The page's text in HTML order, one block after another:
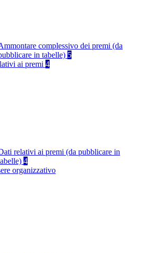
complessivo dei premi (da
in tabelle) 5
ai premi 4
relativi ai premi (da pubblicare in
4
organizzativo